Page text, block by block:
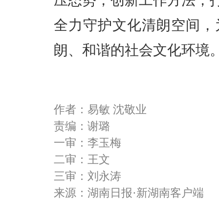
全力守护文化清朗空间
朗、和谐的社会文化环境
作者：易敏 沈敬业
责编：谢璐
一审：李玉梅
二审：王文
三审：刘永涛
来源：湖南日报·新湖南客户端